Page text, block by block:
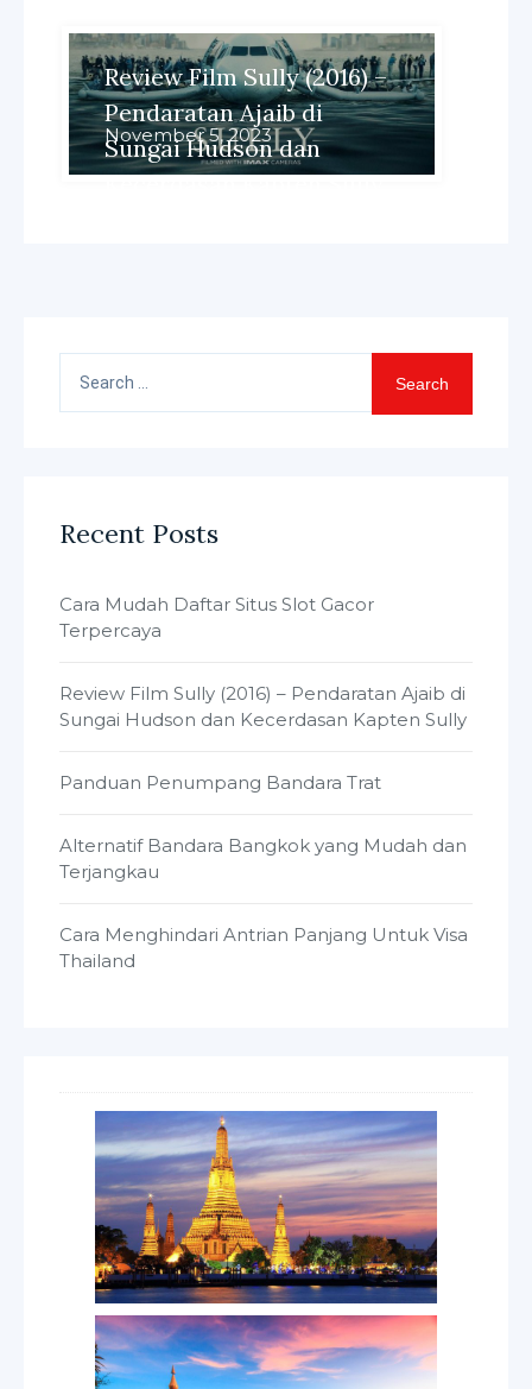
Review Film Sully (2016) –
Pendaratan Ajaib di
Sungai Hudson dan
Kecerdasan Kapten Sully
November 5, 2023
for:
Recent Posts
Cara Mudah Daftar Situs Slot Gacor
Terpercaya
Review Film Sully (2016) – Pendaratan Ajaib di
Sungai Hudson dan Kecerdasan Kapten Sully
Panduan Penumpang Bandara Trat
Alternatif Bandara Bangkok yang Mudah dan
Terjangkau
Cara Menghindari Antrian Panjang Untuk Visa
Thailand